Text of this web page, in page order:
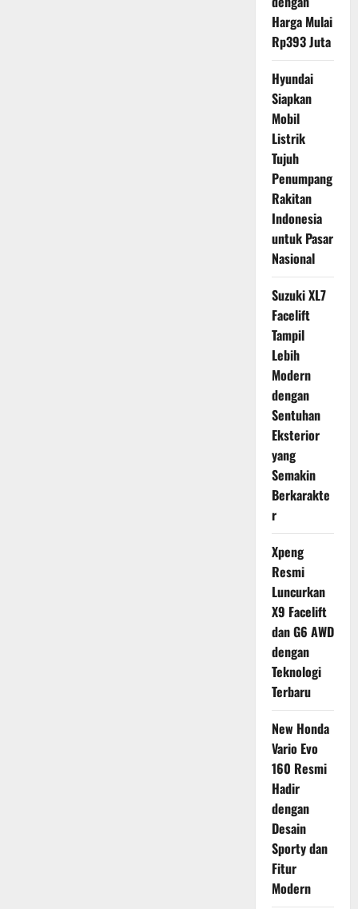
Harga Mulai
Rp393 Juta
Hyundai
Siapkan
Mobil
Listrik
Tujuh
Penumpang
Rakitan
Indonesia
untuk Pasar
Nasional
Suzuki XL7
Facelift
Tampil
Lebih
Modern
dengan
Sentuhan
Eksterior
yang
Semakin
Berkarakte
r
Xpeng
Resmi
Luncurkan
X9 Facelift
dan G6 AWD
dengan
Teknologi
Terbaru
New Honda
Vario Evo
160 Resmi
Hadir
dengan
Desain
Sporty dan
Fitur
Modern